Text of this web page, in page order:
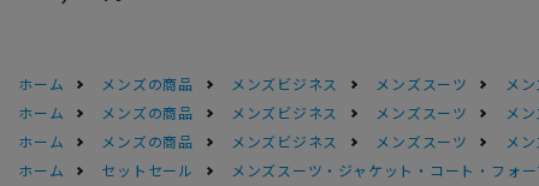
ホーム メンズの商品 メンズビジネス メンズスーツ
メ
ホーム
メンズの商品 メンズビジネス メンズスーツ
メ
ホーム
メンズの商品 メンズビジネス メンズスーツ
メ
ホーム
セットセール
メンズスーツ・ジャケット・コート・フォ